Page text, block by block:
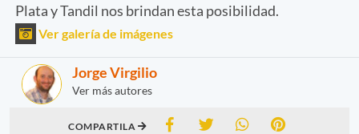
Plata y Tandil nos brindan esta posibilidad.
Ver galería de imágenes
Jorge Virgilio
Ver más autores
COMPARTILA